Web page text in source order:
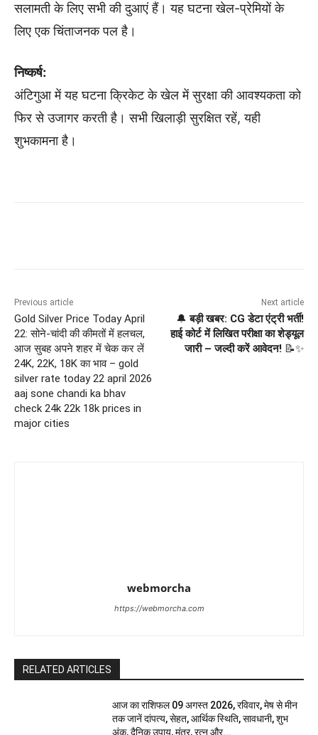
सलामती के लिए सभी की दुआएं हैं। यह घटना खेल-प्रेमियों के
लिए एक चिंताजनक पल है।
निष्कर्ष:
अंटिगुआ में यह घटना क्रिकेट के खेल में सुरक्षा की आवश्यकता को
फिर से उजागर करती है। सभी खिलाड़ी सुरक्षित रहें, यही
शुभकामना है।
Previous article
Gold Silver Price Today April
22: सोने-चांदी की कीमतों में हलचल,
आज सुबह अपने शहर में चेक कर लें
24K, 22K, 18K का भाव – gold
silver rate today 22 april 2026
aaj sone chandi ka bhav
check 24k 22k 18k prices in
major cities
Next article
🔔बड़ी खबर: CG डेटा एंट्री भर्ती!
हाई कोर्ट में लिखित परीक्षा का शेड्यूल
जारी – जल्दी करें आवेदन!📝✨
webmorcha
https://webmorcha.com
RELATED ARTICLES
आज का राशिफल 09 अगस्त 2026, रविवार, मेष से मीन
तक जानें दांपत्य, सेहत, आर्थिक स्थिति, सावधानी, शुभ
अंक, दैनिक उपाय, मंत्र, रत्न और...